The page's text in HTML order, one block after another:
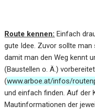
Route kennen: Einfach
gute Idee. Zuvor sollte man
damit man den Weg kennt
(Baustellen o. Ä.)
(www.arboe.at/infos/
und einfach finden. Auf der
Mautinformationen der